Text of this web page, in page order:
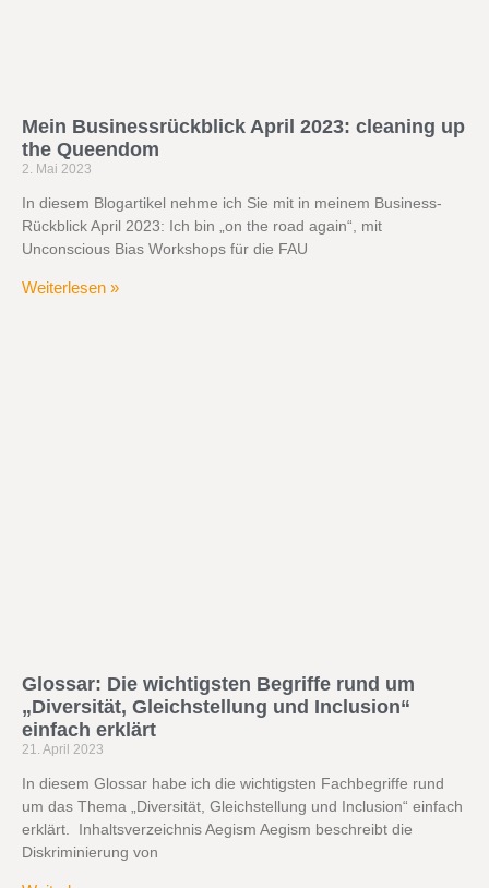
Mein Businessrückblick April 2023: cleaning up
the Queendom
2. Mai 2023
In diesem Blogartikel nehme ich Sie mit in meinem Business-
Rückblick April 2023: Ich bin „on the road again“, mit
Unconscious Bias Workshops für die FAU
Weiterlesen »
Glossar: Die wichtigsten Begriffe rund um
„Diversität, Gleichstellung und Inclusion“
einfach erklärt
21. April 2023
In diesem Glossar habe ich die wichtigsten Fachbegriffe rund
um das Thema „Diversität, Gleichstellung und Inclusion“ einfach
erklärt. Inhaltsverzeichnis Aegism Aegism beschreibt die
Diskriminierung von